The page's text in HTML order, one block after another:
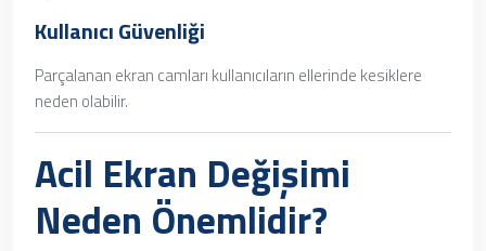
Kullanıcı Güvenliği
Parçalanan ekran camları kullanıcıların ellerinde kesiklere
neden olabilir.
Acil Ekran Değişimi
Neden Önemlidir?